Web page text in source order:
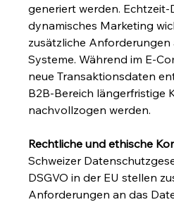
generiert werden. Echtzeit-
dynamisches Marketing
zusätzliche Anforderungen
Systeme. Während im E-
neue Transaktionsdaten
B2B-Bereich längerfristige
nachvollzogen werden.
Rechtliche und ethische
Schweizer
DSGVO in der EU stellen
Anforderungen an das